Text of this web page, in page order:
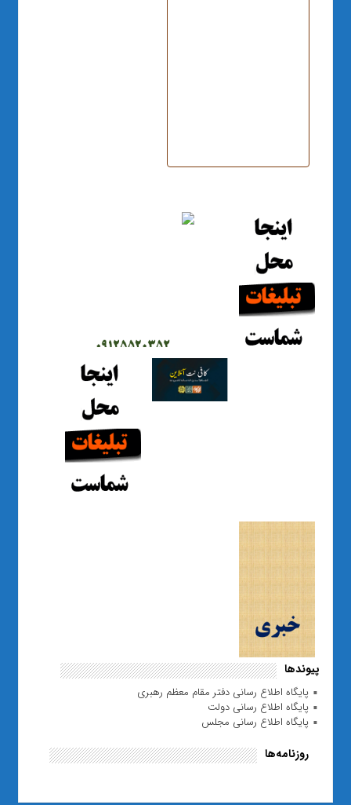
پیوندها
پایگاه اطلاع رسانی دفتر مقام معظم رهبری
پایگاه اطلاع رسانی دولت
پایگاه اطلاع رسانی مجلس
روزنامه‌ها